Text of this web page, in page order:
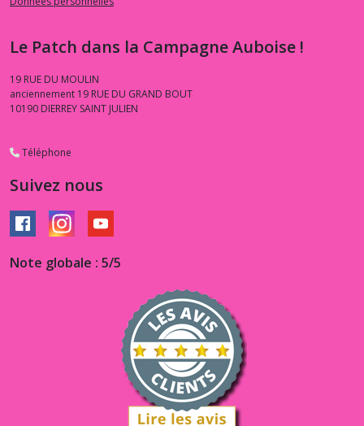
Le Patch dans la Campagne Auboise !
19 RUE DU MOULIN
anciennement 19 RUE DU GRAND BOUT
10190 DIERREY SAINT JULIEN
Téléphone
Suivez nous
Note globale : 5/5